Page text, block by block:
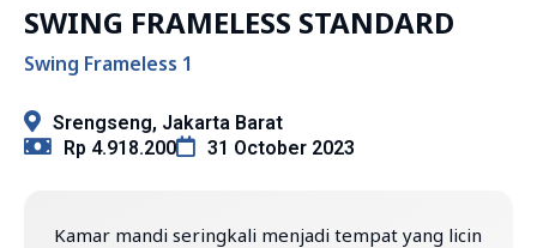
SWING FRAMELESS STANDARD
Swing Frameless 1
Srengseng, Jakarta Barat
Rp 4.918.200
31 October 2023
Kamar mandi seringkali menjadi tempat yang licin